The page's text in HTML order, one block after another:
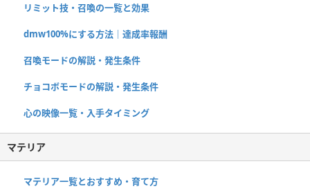
リミット技・召喚の一覧と効果
dmw100%にする方法｜達成率報酬
召喚モードの解説・発生条件
チョコボモードの解説・発生条件
心の映像一覧・入手タイミング
マテリア
マテリア一覧とおすすめ・育て方